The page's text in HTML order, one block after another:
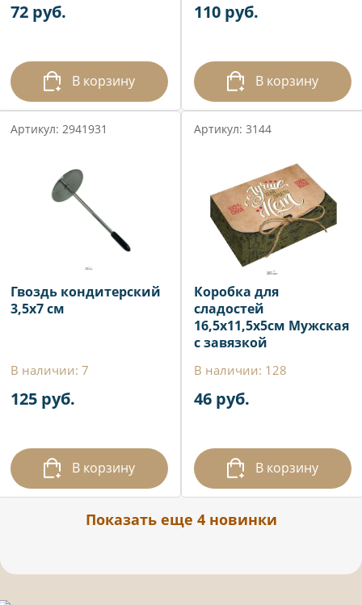
72 руб.
В корзину
110 руб.
В корзину
Артикул: 2941931
Гвоздь кондитерский
3,5х7 см
В наличии: 7
125 руб.
В корзину
Артикул: 3144
Коробка для
сладостей
16,5х11,5х5см Мужская
с завязкой
В наличии: 128
46 руб.
В корзину
Показать еще 4 новинки